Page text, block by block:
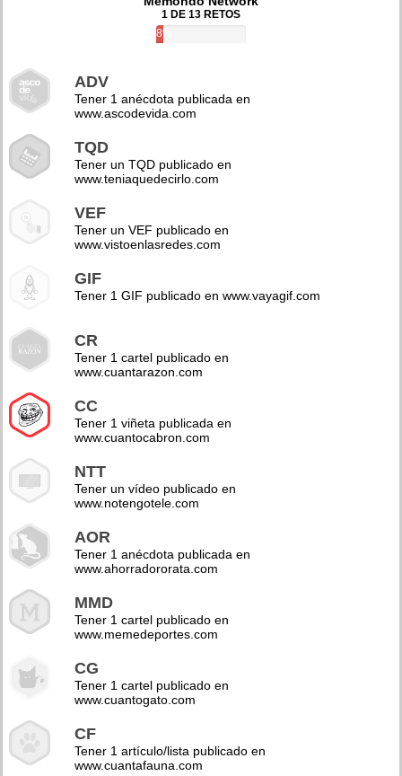
1 DE 13 RETOS
8%
ADV
Tener 1 anécdota publicada en
www.ascodevida.com
TQD
Tener un TQD publicado en
www.teniaquedecirlo.com
VEF
Tener un VEF publicado en
www.vistoenlasredes.com
GIF
Tener 1 GIF publicado en www.vayagif.com
CR
Tener 1 cartel publicado en
www.cuantarazon.com
CC
Tener 1 viñeta publicada en
www.cuantocabron.com
NTT
Tener un vídeo publicado en
www.notengotele.com
AOR
Tener 1 anécdota publicada en
www.ahorradororata.com
MMD
Tener 1 cartel publicado en
www.memedeportes.com
CG
Tener 1 cartel publicado en
www.cuantogato.com
CF
Tener 1 artículo/lista publicado en
www.cuantafauna.com